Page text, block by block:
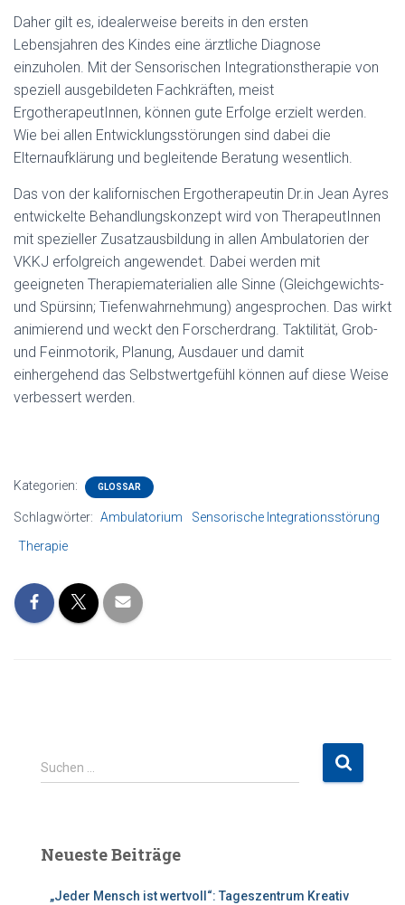
Daher gilt es, idealerweise bereits in den ersten
Lebensjahren des Kindes eine ärztliche Diagnose
einzuholen. Mit der Sensorischen Integrationstherapie von
speziell ausgebildeten Fachkräften, meist
ErgotherapeutInnen, können gute Erfolge erzielt werden.
Wie bei allen Entwicklungsstörungen sind dabei die
Elternaufklärung und begleitende Beratung wesentlich.
Das von der kalifornischen Ergotherapeutin Dr.in Jean Ayres
entwickelte Behandlungskonzept wird von TherapeutInnen
mit spezieller Zusatzausbildung in allen Ambulatorien der
VKKJ erfolgreich angewendet. Dabei werden mit
geeigneten Therapiematerialien alle Sinne (Gleichgewichts-
und Spürsinn; Tiefenwahrnehmung) angesprochen. Das wirkt
animierend und weckt den Forscherdrang. Taktilität, Grob-
und Feinmotorik, Planung, Ausdauer und damit
einhergehend das Selbstwertgefühl können auf diese Weise
verbessert werden.
Kategorien: GLOSSAR
Schlagwörter: Ambulatorium
Sensorische Integrationsstörung
Therapie
S
u
n
Suchen …
Neueste Beiträge
„Jeder Mensch ist wertvoll“: Tageszentrum Kreativ